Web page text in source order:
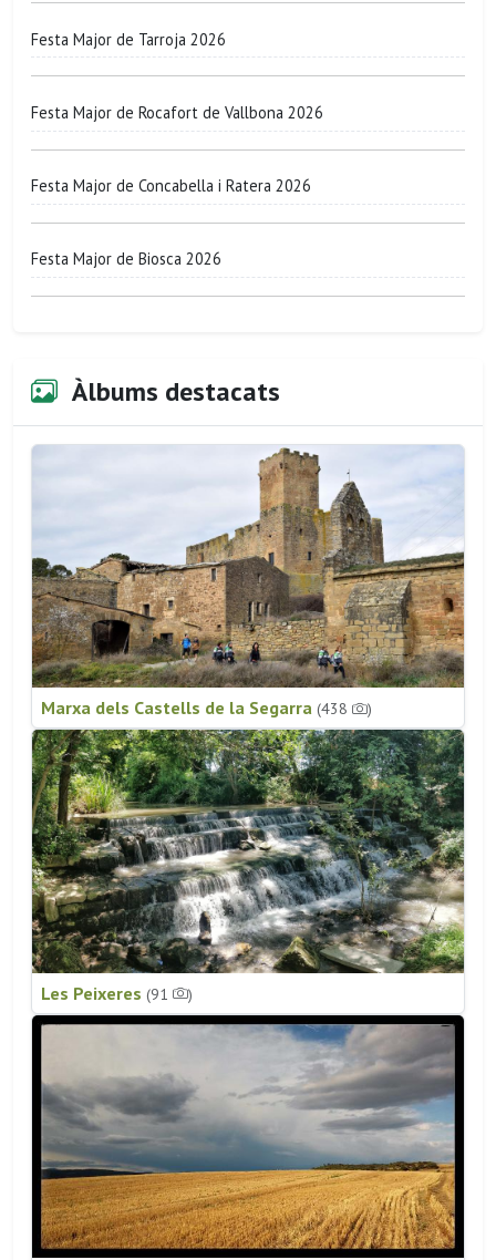
Festa Major de Tarroja 2026
Festa Major de Rocafort de Vallbona 2026
Festa Major de Concabella i Ratera 2026
Festa Major de Biosca 2026
Àlbums destacats
Marxa dels Castells de la Segarra (438 )
Les Peixeres (91 )